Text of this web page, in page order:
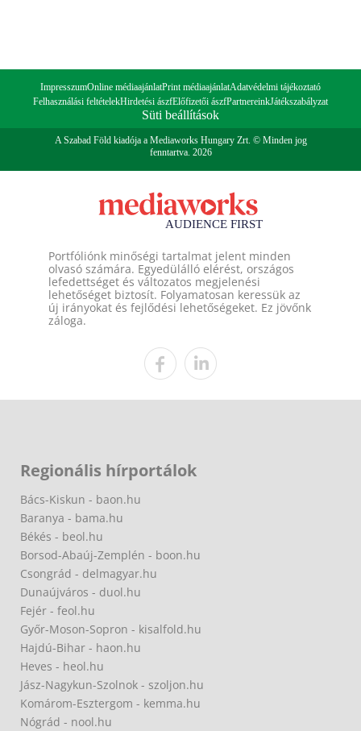
ImpresszumOnline médiaajánlatPrint médiaajánlatAdatvédelmi tájékoztató
Felhasználási feltételekHirdetési ászfElőfizetői ászfPartnereinkJátékszabályzat
Süti beállítások
A Szabad Föld kiadója a Mediaworks Hungary Zrt. © Minden jog
fenntartva. 2026
Portfóliónk minőségi tartalmat jelent minden
olvasó számára. Egyedülálló elérést, országos
lefedettséget és változatos megjelenési
lehetőséget biztosít. Folyamatosan keressük az
új irányokat és fejlődési lehetőségeket. Ez jövőnk
záloga.
Regionális hírportálok
Bács-Kiskun - baon.hu
Baranya - bama.hu
Békés - beol.hu
Borsod-Abaúj-Zemplén - boon.hu
Csongrád - delmagyar.hu
Dunaújváros - duol.hu
Fejér - feol.hu
Győr-Moson-Sopron - kisalfold.hu
Hajdú-Bihar - haon.hu
Heves - heol.hu
Jász-Nagykun-Szolnok - szoljon.hu
Komárom-Esztergom - kemma.hu
Nógrád - nool.hu